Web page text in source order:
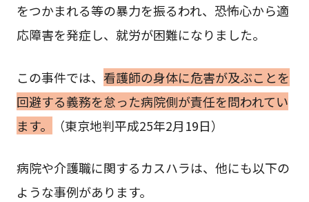
をつかまれる等の暴力を振るわれ、恐怖心から適
応障害を発症し、就労が困難になりました。
この事件では、 看護師の身体に危害が及ぶことを
回避する義務を怠った病院側が責任を問われてい
ます。
（東京地判平成25年2月19日）
病院や介護職に関するカスハラは、他にも以下の
ような事例があります。